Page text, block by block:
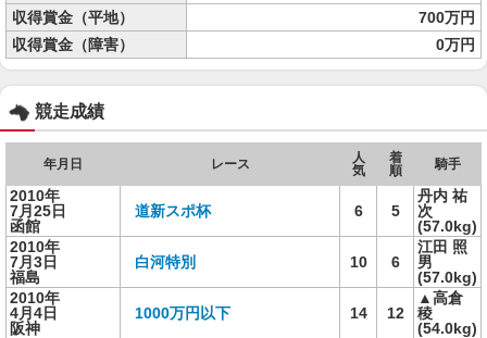
収得賞金（平地）
700万円
収得賞金（障害）
0万円
競走成績
年月日 レース
人
気
着
順
騎手
2010年
7月25日
函館
道新スポ杯 6 5
丹内 祐
次
(57.0kg)
2010年
7月3日
福島
白河特別 10 6
江田 照
男
(57.0kg)
2010年
4月4日
阪神
1000万円以下 14 12
▲高倉
稜
(54.0kg)